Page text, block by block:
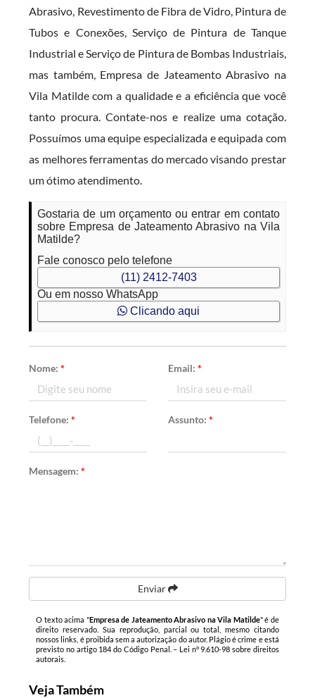
Abrasivo, Revestimento de Fibra de Vidro, Pintura de
Tubos e Conexões, Serviço de Pintura de Tanque
Industrial e Serviço de Pintura de Bombas Industriais,
mas também, Empresa de Jateamento Abrasivo na
Vila Matilde com a qualidade e a eficiência que você
tanto procura. Contate-nos e realize uma cotação.
Possuímos uma equipe especializada e equipada com
as melhores ferramentas do mercado visando prestar
um ótimo atendimento.
Gostaria de um orçamento ou entrar em contato
sobre Empresa de Jateamento Abrasivo na Vila
Matilde?
Fale conosco pelo telefone
(11) 2412-7403
Ou em nosso WhatsApp
Clicando aqui
Nome:* Email: *
Telefone:* Assunto: *
Mensagem:*
Enviar
O texto acima "Empresa de Jateamento Abrasivo na Vila Matilde" é de
direito reservado. Sua reprodução, parcial ou total, mesmo citando
nossos links, é proibida sem a autorização do autor. Plágio é crime e está
previsto no artigo 184 do Código Penal. – Lei n° 9.610-98 sobre direitos
autorais
Veja Também